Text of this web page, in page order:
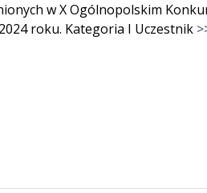
w X Ogólnopolskim
roku. Kategoria I Uczestnik